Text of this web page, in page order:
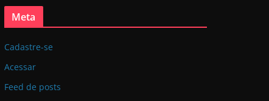
Meta
Cadastre-se
Acessar
Feed de posts